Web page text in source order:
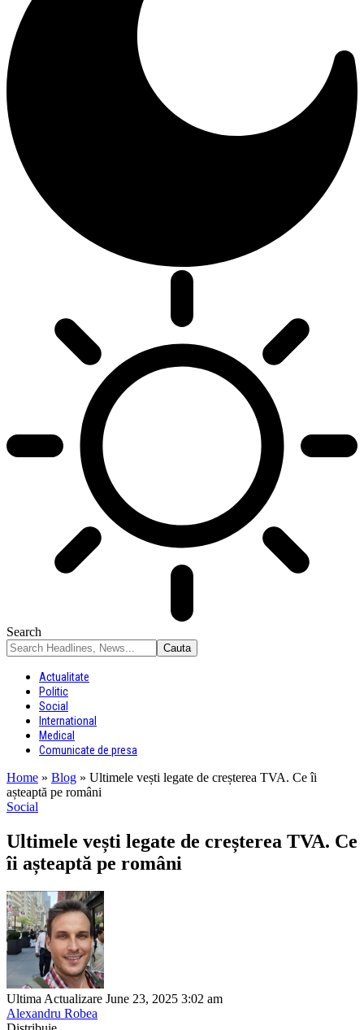
Search
Actualitate
Politic
Social
International
Medical
Comunicate de presa
Home » Blog » Ultimele vești legate de creșterea TVA. Ce îi
așteaptă pe români
Social
Ultimele vești legate de creșterea TVA. Ce
îi așteaptă pe români
Ultima Actualizare June 23, 2025 3:02 am
Alexandru Robea